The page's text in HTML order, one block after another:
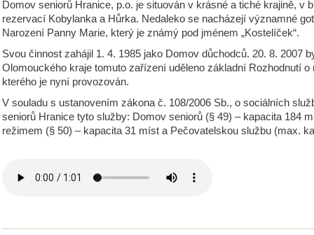
Domov seniorů Hranice, p.o. je situován v krásné a tiché krajině, v
rezervací Kobylanka a Hůrka. Nedaleko se nacházejí významné
Narození Panny Marie, který je známý pod jménem „Kostelíček“.
Svou činnost zahájil 1. 4. 1985 jako Domov důchodců. 20. 8. 2007
Olomouckého kraje tomuto zařízení uděleno základní Rozhodnutí o
kterého je nyní provozován.
V souladu s ustanovením zákona č. 108/2006 Sb., o sociálních
seniorů Hranice tyto služby: Domov seniorů (§ 49) – kapacita 184
režimem (§ 50) – kapacita 31 míst a Pečovatelskou službu (max.